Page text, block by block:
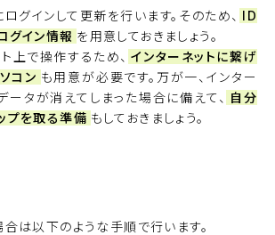
グインして更新を行います。そのため、 ID
グイン情報 を用意しておきましょう。
上で操作するため、 インターネットに繋げ
コン も用意が必要です。万が一、インター
ータが消えてしまった場合に備えて、 自分
プを取る準備 もしておきましょう。
は以下のような手順で行います。